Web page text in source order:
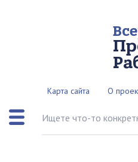
Карта сайта О
Поиск по сайту